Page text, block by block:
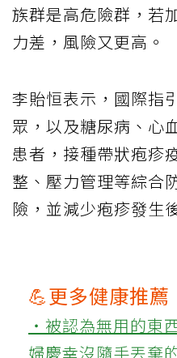
族群是高危險群，若
力差，風險又更高。
李貽恒表示，國際指
眾，以及糖尿病、心
患者，接種帶狀疱疹
整、壓力管理等綜合
險，並減少疱疹發生
💪更多健康推薦
‧被認為無用的東
婦慶幸沒隨手丟棄